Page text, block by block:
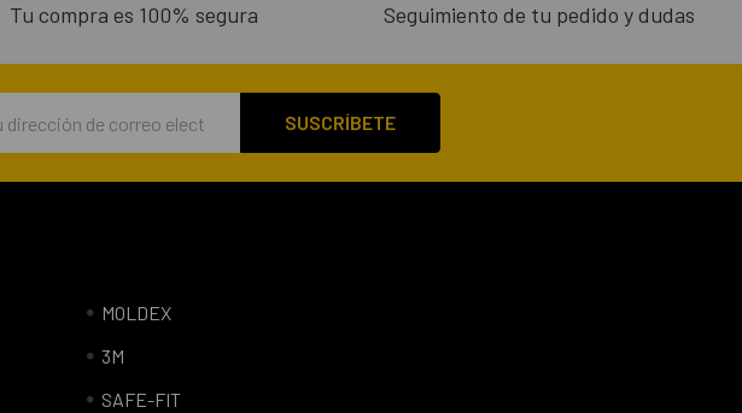
Tu compra es 100% segura Seguimiento de tu pedido y dudas
MOLDEX
3M
SAFE-FIT